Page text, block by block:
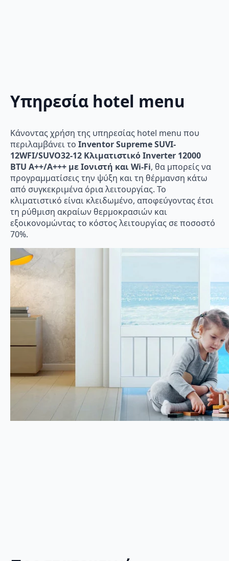
Υπηρεσία hotel menu
Κάνοντας χρήση της υπηρεσίας hotel menu που
περιλαμβάνει το Inventor Supreme SUVI-
12WFI/SUVO32-12 Κλιματιστικό Inverter 12000
BTU A++/A+++ με Ιονιστή και Wi-Fi, θα μπορείς να
προγραμματίσεις την ψύξη και τη θέρμανση κάτω
από συγκεκριμένα όρια λειτουργίας. Το
κλιματιστικό είναι κλειδωμένο, αποφεύγοντας έτσι
τη ρύθμιση ακραίων θερμοκρασιών και
εξοικονομώντας το κόστος λειτουργίας σε ποσοστό
70%.